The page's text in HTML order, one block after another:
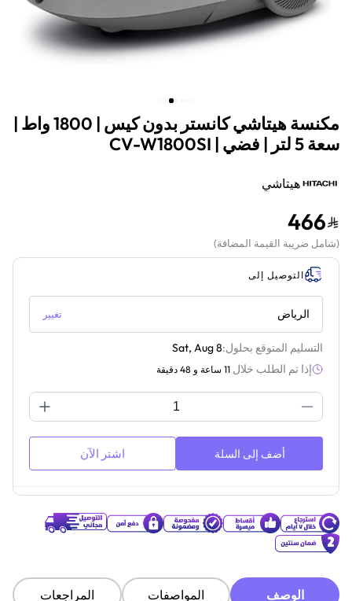
مكنسة هيتاشي كانستر بدون كيس | 1800 واط |
سعة 5 لتر | فضي | CV-W1800SI
هيتاشي
466
(شامل ضريبة القيمة المضافة)
التوصيل إلى
الرياض تغيير
التسليم المتوقع بحلول:Sat, Aug 8
إذا تم الطلب خلال 11 ساعة و 48 دقيقة
أضف إلى السلة اشتر الآن
الوصف المواصفات المراجعات